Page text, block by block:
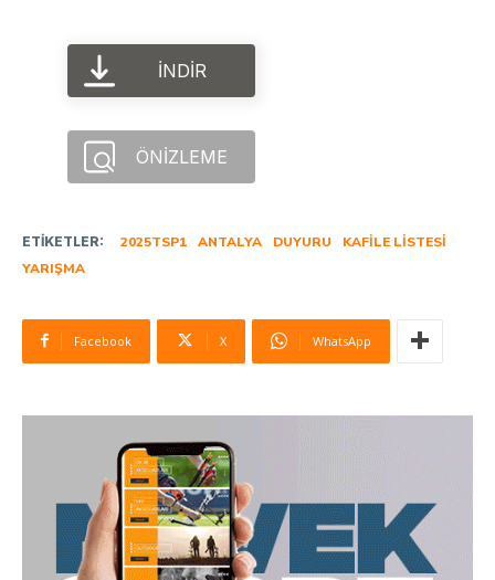
İNDIR
ÖNIZLEME
ETIKETLER: 2025TSP1 ANTALYA DUYURU
KAFILE LISTESI
YARIŞMA
Facebook X WhatsApp